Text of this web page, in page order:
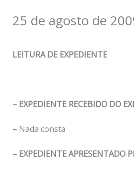
25 de agosto de
LEITURA DE EXPEDIENTE
– EXPEDIENTE RECEBIDO DO
– Nada consta
– EXPEDIENTE APRESENTADO